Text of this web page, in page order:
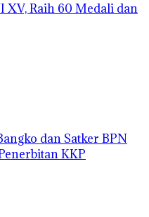
XV, Raih 60 Medali dan
dan Satker BPN
KKP